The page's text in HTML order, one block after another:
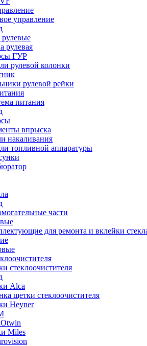
управление
рулевые
рулевая
ГУР
рулевой колонки
рулевой рейки
питания
впрыска
накаливания
топливной аппаратуры
части
для ремонта и вклейки
стеклоочистителя
Alca
щетки стеклоочистителя
Heyner
Miles